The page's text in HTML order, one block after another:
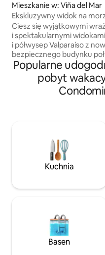
Mieszkanie w: Viña del Mar
Ekskluzywny widok na
Ciesz się wyjątkowymi
i spektakularnymi
i półwysep Valparaíso z
bezpiecznego budynku
w pobliżu restauracji i
gdzie można coś zjeść. Każde
pomieszczenie zostało
tak, aby od momentu
zachody słońca. ✔ Umeblowane
i wyposażone mieszkanie ✔
z widokiem na ocean ✔ Wi-
✔ - Zaopatrzona kuchnia ✔
Popularne
pobyt
Kuchnia
Basen